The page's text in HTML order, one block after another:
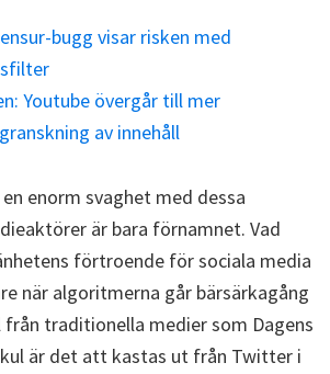
bugg visar risken med
Youtube övergår till mer
av innehåll
enorm svaghet med dessa
är bara förnamnet. Vad
förtroende för sociala media
när algoritmerna går bärsärkagång
från traditionella medier som Dagens
kul är det att kastas ut från Twitter i